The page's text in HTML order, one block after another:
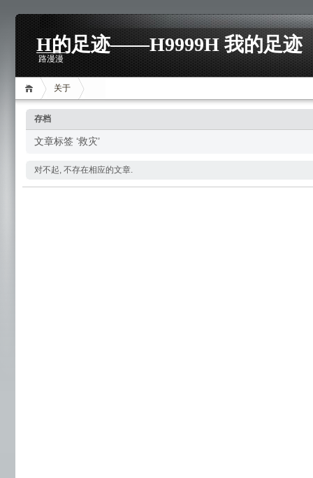
H的足迹——H9999H 我的足迹
路漫漫
关于
存档
文章标签 ‘救灾’
对不起, 不存在相应的文章.